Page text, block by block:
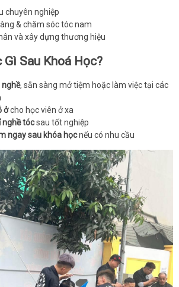
chuyên nghiệp
& chăm sóc tóc nam
và xây dựng thương hiệu
Sau Khoá Học?
, sẵn sàng mở tiệm hoặc làm việc tại các
ởcho học viên ở xa
nghề tócsau tốt nghiệp
ngay sau khóa họcnếu có nhu cầu